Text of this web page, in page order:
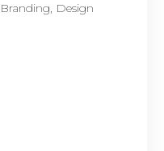
Branding, Design